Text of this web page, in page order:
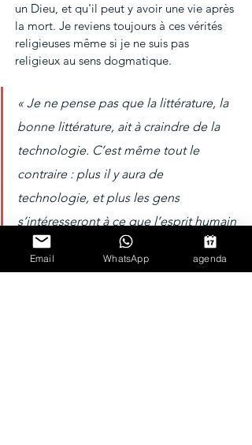
un Dieu, et qu'il peut y avoir une vie après
la mort. Je reviens toujours à ces vérités
religieuses même si je ne suis pas
religieux au sens dogmatique.
« Je ne pense pas que la littérature, la
bonne littérature, ait à craindre de la
technologie. C’est même tout le
contraire : plus il y aura de
technologie, et plus les gens
s’intéresseront à ce que l’esprit humain
est capable de produire sans l’aide de
la technologie. »
Email WhatsApp agenda